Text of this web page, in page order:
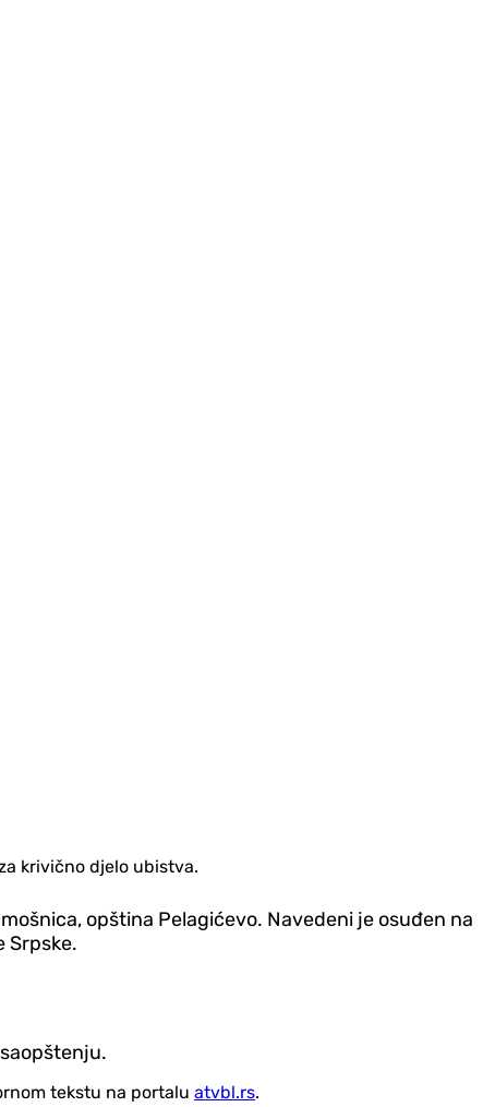
krivično djelo ubistva.
opština Pelagićevo. Navedeni je osuđen na
Srpske.
tekstu na portalu atvbl.rs.